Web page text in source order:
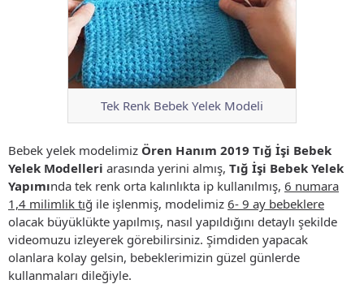
Tek Renk Bebek Yelek Modeli
Bebek yelek modelimiz Ören Hanım 2019 Tığ İşi Bebek
Yelek Modelleri arasında yerini almış, Tığ İşi Bebek Yelek
Yapımında tek renk orta kalınlıkta ip kullanılmış, 6 numara
1,4 milimlik tığ ile işlenmiş, modelimiz 6- 9 ay bebeklere
olacak büyüklükte yapılmış, nasıl yapıldığını detaylı şekilde
videomuzu izleyerek görebilirsiniz. Şimdiden yapacak
olanlara kolay gelsin, bebeklerimizin güzel günlerde
kullanmaları dileğiyle.